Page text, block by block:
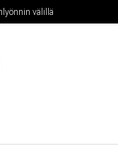
välillä